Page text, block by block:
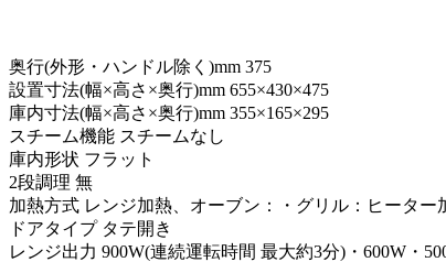
奥行(外形・ハンドル除く)mm 375
設置寸法(幅×高さ×奥行)mm 655×430×475
庫内寸法(幅×高さ×奥行)mm 355×165×295
スチーム機能 スチームなし
庫内形状 フラット
2段調理 無
加熱方式 レンジ加熱、オーブン：・グリル：ヒーター
ドアタイプ タテ開き
レンジ出力 900W(連続運転時間 最大約3分)・600W・